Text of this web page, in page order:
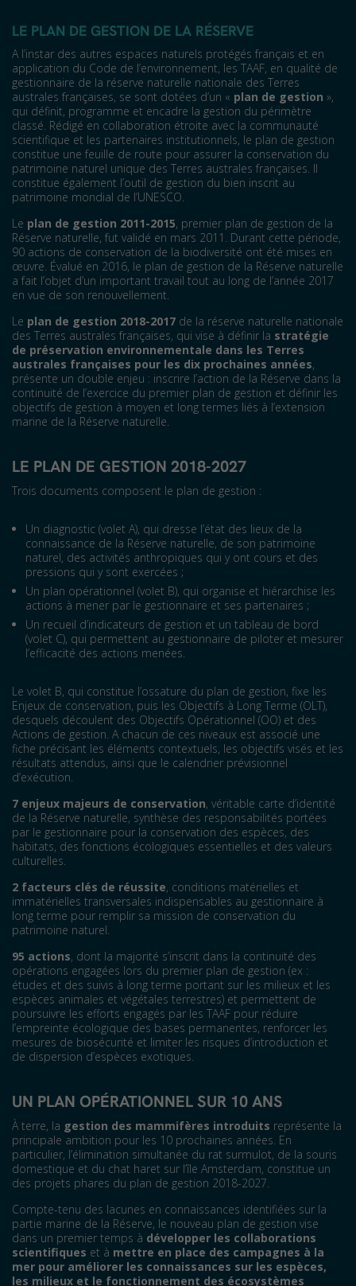
LE PLAN DE GESTION DE LA RÉSERVE
A l’instar des autres espaces naturels protégés français et en
application du Code de l’environnement, les TAAF, en qualité de
gestionnaire de la réserve naturelle nationale des Terres
australes françaises, se sont dotées d’un « plan de gestion »,
qui définit, programme et encadre la gestion du périmètre
classé. Rédigé en collaboration étroite avec la communauté
scientifique et les partenaires institutionnels, le plan de gestion
constitue une feuille de route pour assurer la conservation du
patrimoine naturel unique des Terres australes françaises. Il
constitue également l’outil de gestion du bien inscrit au
patrimoine mondial de l’UNESCO.
Le plan de gestion 2011-2015, premier plan de gestion de la
Réserve naturelle, fut validé en mars 2011. Durant cette période,
90 actions de conservation de la biodiversité ont été mises en
œuvre. Évalué en 2016, le plan de gestion de la Réserve naturelle
a fait l’objet d’un important travail tout au long de l’année 2017
en vue de son renouvellement.
Le plan de gestion 2018-2017 de la réserve naturelle nationale
des Terres australes françaises, qui vise à définir la stratégie
de préservation environnementale dans les Terres
australes françaises pour les dix prochaines années,
présente un double enjeu : inscrire l’action de la Réserve dans la
continuité de l’exercice du premier plan de gestion et définir les
objectifs de gestion à moyen et long termes liés à l’extension
marine de la Réserve naturelle.
LE PLAN DE GESTION 2018-2027
Trois documents composent le plan de gestion :
Un diagnostic (volet A), qui dresse l’état des lieux de la
connaissance de la Réserve naturelle, de son patrimoine
naturel, des activités anthropiques qui y ont cours et des
pressions qui y sont exercées ;
Un plan opérationnel (volet B), qui organise et hiérarchise les
actions à mener par le gestionnaire et ses partenaires ;
Un recueil d’indicateurs de gestion et un tableau de bord
(volet C), qui permettent au gestionnaire de piloter et mesurer
l’efficacité des actions menées.
Le volet B, qui constitue l’ossature du plan de gestion, fixe les
Enjeux de conservation, puis les Objectifs à Long Terme (OLT),
desquels découlent des Objectifs Opérationnel (OO) et des
Actions de gestion. A chacun de ces niveaux est associé une
fiche précisant les éléments contextuels, les objectifs visés et les
résultats attendus, ainsi que le calendrier prévisionnel
d’exécution.
7 enjeux majeurs de conservation, véritable carte d’identité
de la Réserve naturelle, synthèse des responsabilités portées
par le gestionnaire pour la conservation des espèces, des
habitats, des fonctions écologiques essentielles et des valeurs
culturelles.
2 facteurs clés de réussite, conditions matérielles et
immatérielles transversales indispensables au gestionnaire à
long terme pour remplir sa mission de conservation du
patrimoine naturel.
95 actions, dont la majorité s’inscrit dans la continuité des
opérations engagées lors du premier plan de gestion (ex :
études et des suivis à long terme portant sur les milieux et les
espèces animales et végétales terrestres) et permettent de
poursuivre les efforts engagés par les TAAF pour réduire
l’empreinte écologique des bases permanentes, renforcer les
mesures de biosécurité et limiter les risques d’introduction et
de dispersion d’espèces exotiques.
UN PLAN OPÉRATIONNEL SUR 10 ANS
À terre, la gestion des mammifères introduits représente la
principale ambition pour les 10 prochaines années. En
particulier, l’élimination simultanée du rat surmulot, de la souris
domestique et du chat haret sur l’île Amsterdam, constitue un
des projets phares du plan de gestion 2018-2027.
Compte-tenu des lacunes en connaissances identifiées sur la
partie marine de la Réserve, le nouveau plan de gestion vise
dans un premier temps à développer les collaborations
scientifiques et à mettre en place des campagnes à la
mer pour améliorer les connaissances sur les espèces,
les milieux et le fonctionnement des écosystèmes